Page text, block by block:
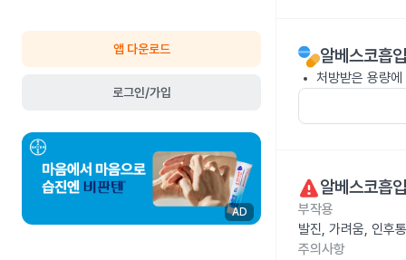
앱 다운로드
로그인/가입
AD
알베스코흡
처방받은 용량
알베스코흡
부작용
발진, 가려움, 인후
주의사항